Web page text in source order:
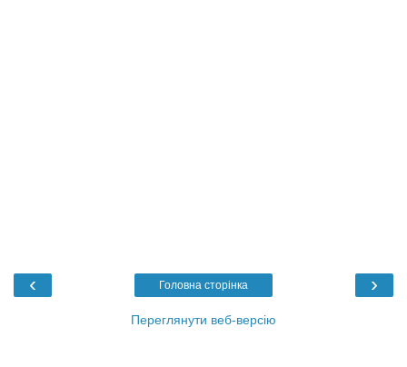
‹ ›
Головна сторінка
Переглянути веб-версію